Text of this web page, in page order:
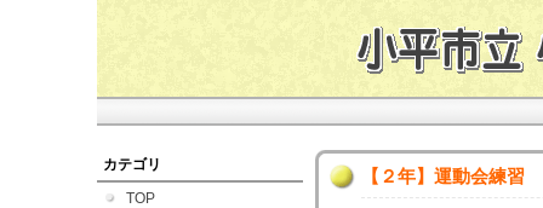
カテゴリ
TOP
【２年】運動会練習